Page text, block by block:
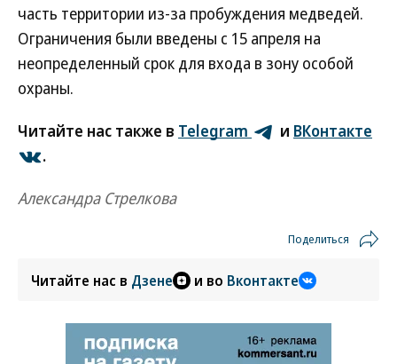
часть территории из-за пробуждения медведей.
Ограничения были введены с 15 апреля на
неопределенный срок для входа в зону особой
охраны.
Читайте нас также в Telegram и ВКонтакте
.
Александра Стрелкова
Поделиться
Читайте нас в Дзене и во Вконтакте